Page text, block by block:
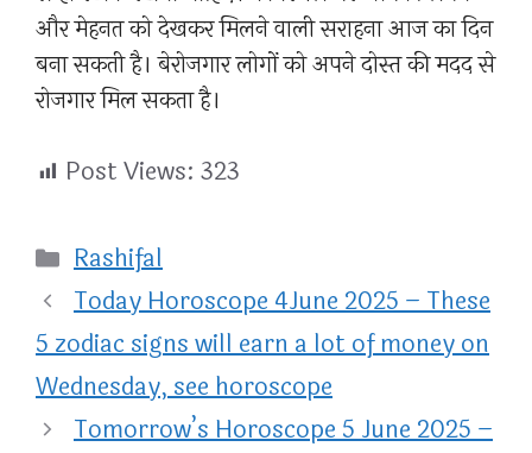
और मेहनत को देखकर मिलने वाली सराहना आज का दिन
बना सकती है। बेरोजगार लोगों को अपने दोस्त की मदद से
रोजगार मिल सकता है।
Post Views: 323
Categories
Rashifal
Today Horoscope 4June 2025 – These
5 zodiac signs will earn a lot of money on
Wednesday, see horoscope
Tomorrow’s Horoscope 5 June 2025 –